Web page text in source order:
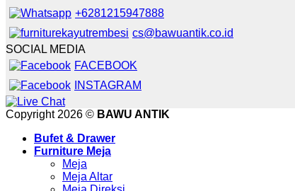
+6281215947888
cs@bawuantik.co.id
SOCIAL MEDIA
FACEBOOK
INSTAGRAM
Copyright 2026 © BAWU ANTIK
Bufet & Drawer
Furniture Meja
Meja
Meja Altar